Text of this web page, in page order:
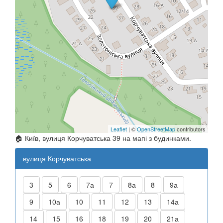
Leaflet | ©OpenStreetMapcontributors
🏠 Київ, вулиця Корчуватська 39 на мапі з будинками.
вулиця Корчуватська
3 5 6 7а 7 8а 8
9а
9
10а 10 11 12 13
14а
14
15 16 18 19 20 21а